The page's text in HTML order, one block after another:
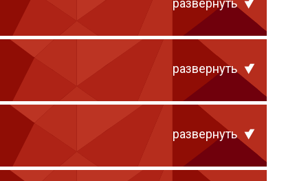
развернуть
развернуть
развернуть